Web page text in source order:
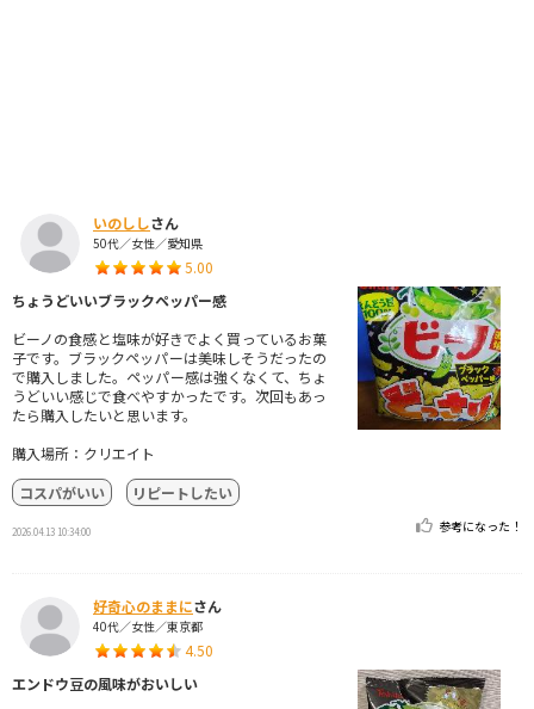
いのししさん
50代／女性／愛知県
5.00
ちょうどいいブラックペッパー感
ビーノの食感と塩味が好きでよく買っているお菓
子です。ブラックペッパーは美味しそうだったの
で購入しました。ペッパー感は強くなくて、ちょ
うどいい感じで食べやすかったです。次回もあっ
たら購入したいと思います。
購入場所：クリエイト
コスパがいい
リピートしたい
2026.04.13 10:34:00 参考になった！
好奇心のままにさん
40代／女性／東京都
4.50
エンドウ豆の風味がおいしい